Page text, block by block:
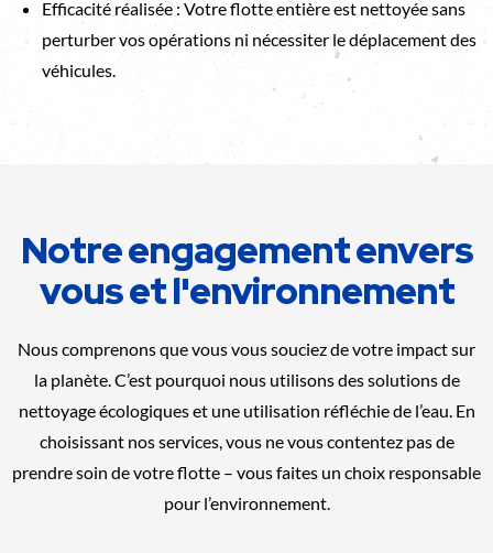
Efficacité réalisée : Votre flotte entière est nettoyée sans
perturber vos opérations ni nécessiter le déplacement des
véhicules.
Notre engagement envers
vous et l'environnement
Nous comprenons que vous vous souciez de votre impact sur
la planète. C’est pourquoi nous utilisons des solutions de
nettoyage écologiques et une utilisation réfléchie de l’eau. En
choisissant nos services, vous ne vous contentez pas de
prendre soin de votre flotte – vous faites un choix responsable
pour l’environnement.